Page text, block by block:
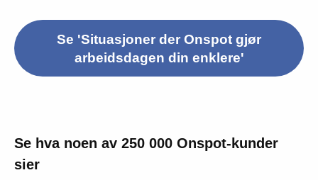
Se 'Situasjoner der Onspot gjør
arbeidsdagen din enklere'
Se hva noen av 250 000 Onspot-kunder
sier